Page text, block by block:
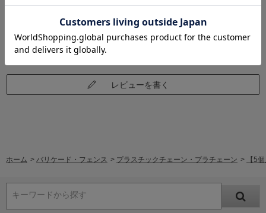
レビューはありません。
レビューを書く
ホーム > バリケード・フェンス > プラスチックチェーン・プラチェーン > 【5
キーワードから探す